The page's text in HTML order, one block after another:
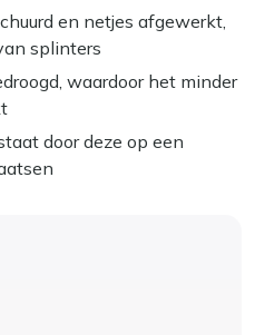
en netjes afgewerkt,
splinters
waardoor het minder
door deze op een